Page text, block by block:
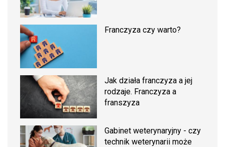
Franczyza czy warto?
Jak działa franczyza a jej
rodzaje. Franczyza a
franszyza
Gabinet weterynaryjny - czy
technik weterynarii może